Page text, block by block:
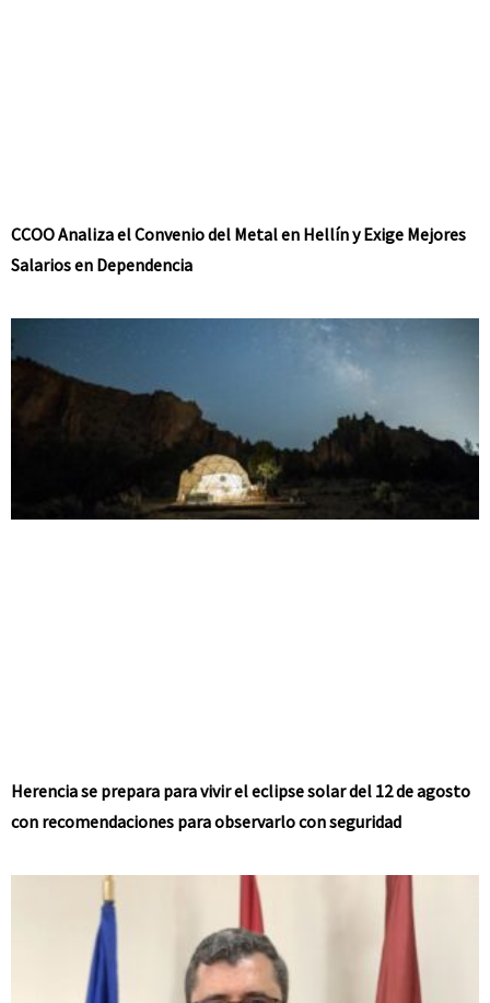
CCOO Analiza el Convenio del Metal en Hellín y Exige Mejores
Salarios en Dependencia
Herencia se prepara para vivir el eclipse solar del 12 de agosto
con recomendaciones para observarlo con seguridad